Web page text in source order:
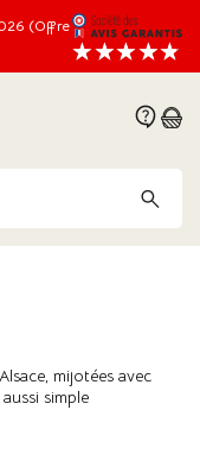
(Offre
mijotées avec
simple